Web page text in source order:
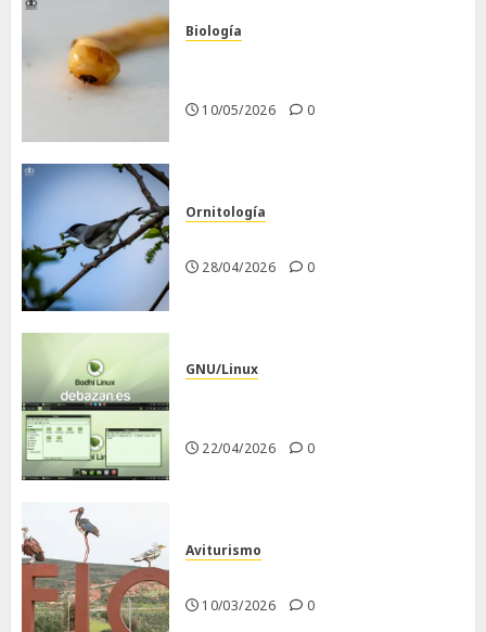
Biología
10/05/2026 0
Ornitología
28/04/2026 0
GNU/Linux
22/04/2026 0
Aviturismo
10/03/2026 0